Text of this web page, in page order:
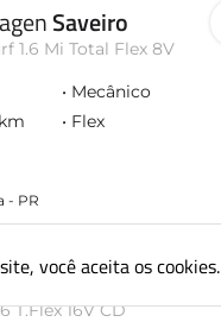
Saveiro
1.6 Mi Total Flex 8V
Mecânico
Flex
- PR
Saveiro
T.Flex 16V CD
você aceita os cookies.